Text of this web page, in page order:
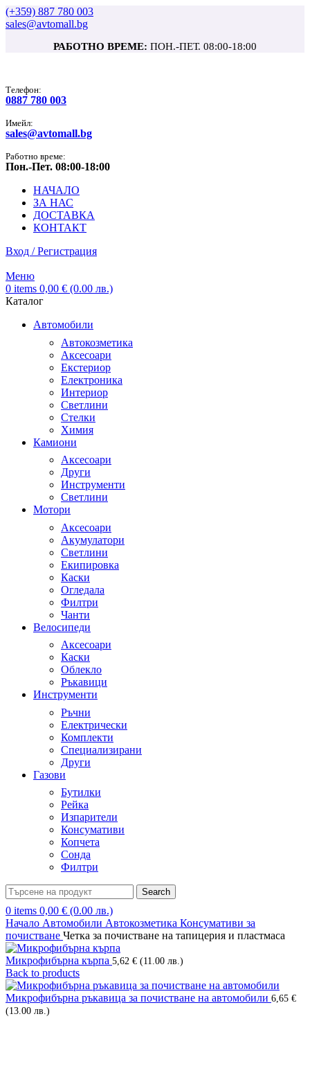
(+359) 887 780 003
sales@avtomall.bg
РАБОТНО ВРЕМЕ: ПОН.-ПЕТ. 08:00-18:00
Tелефон:
0887 780 003
Имейл:
sales@avtomall.bg
Работно време:
Пон.-Пет. 08:00-18:00
НАЧАЛО
ЗА НАС
ДОСТАВКА
КОНТАКТ
Вход / Регистрация
Меню
0 items 0,00 € (0.00 лв.)
Каталог
Автомобили
Автокозметика
Аксесоари
Екстериор
Електроника
Интериор
Светлини
Стелки
Химия
Камиони
Аксесоари
Други
Инструменти
Светлини
Мотори
Аксесоари
Акумулатори
Светлини
Екипировка
Каски
Огледала
Филтри
Чанти
Велосипеди
Аксесоари
Каски
Облекло
Ръкавици
Инструменти
Ръчни
Електрически
Комплекти
Специализирани
Други
Газови
Бутилки
Рейка
Изпарители
Консумативи
Копчета
Сонда
Филтри
Search
0 items 0,00 € (0.00 лв.)
Начало Автомобили Автокозметика Консумативи за
почистване Четка за почистване на тапицерия и пластмаса
Микрофибърна кърпа 5,62 € (11.00 лв.)
Back to products
Микрофибърна ръкавица за почистване на автомобили 6,65 €
(13.00 лв.)